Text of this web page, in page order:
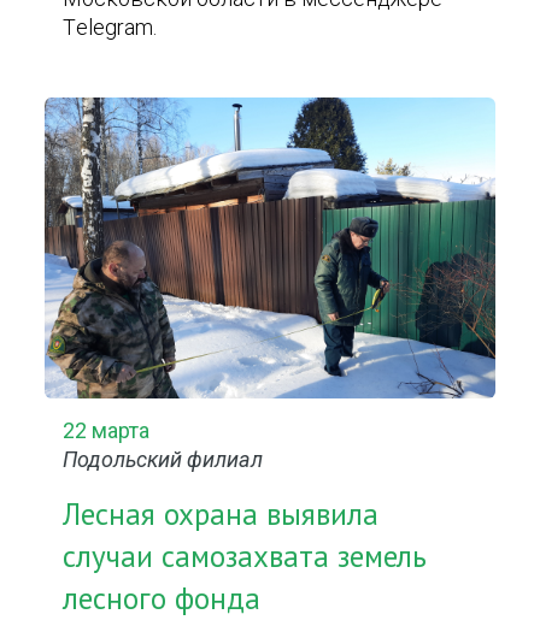
Тelegram.
22 марта
Подольский филиал
Лесная охрана выявила
случаи самозахвата земель
лесного фонда